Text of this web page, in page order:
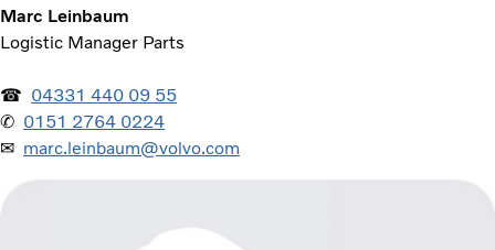
Marc Leinbaum
Logistic Manager Parts
☎ 04331 440 09 55
✆ 0151 2764 0224
✉ marc.leinbaum@volvo.com